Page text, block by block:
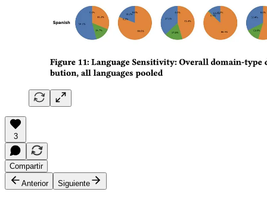
3
Compartir
Anterior
Siguiente